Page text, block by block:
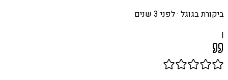
ביקורת בגוגל ·לפני 3 שנים
I